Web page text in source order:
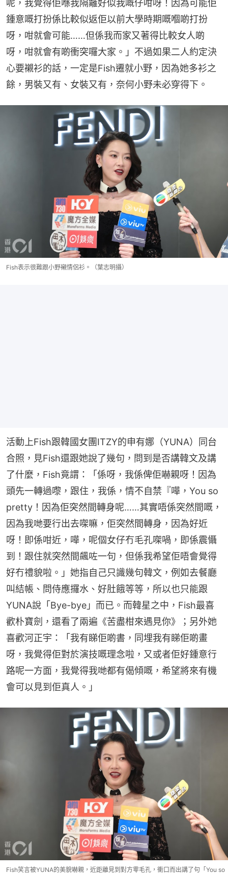
呢，我覺得佢喺我隔籬好似我嘅仔咁呀！因為可能佢
鍾意嘅打扮係比較似返佢以前大學時期嘅嗰啲打扮
呀，咁就會可能……但係我而家又著得比較女人啲
呀，咁就會有啲衝突囉大家。」不過如果二人約定決
心要襯衫的話，一定是Fish遷就小野，因為她多衫之
餘，男裝又有、女裝又有，奈何小野未必穿得下。
Fish表示很難跟小野襯情侶衫。（葉志明攝）
活動上Fish跟韓國女團ITZY的申有娜（YUNA）同台
合照，見Fish還跟她說了幾句，問到是否講韓文及講
了什麼，Fish竟謂：「係呀，我係俾佢嚇親呀！因為
頭先一轉過嚟，跟住，我係，情不自禁『嘩，You so
pretty！因為佢突然間轉身呢……其實唔係突然間嘅，
因為我哋要行出去㗎嘛，佢突然間轉身，因為好近
呀！即係咁近，嘩，呢個女仔冇毛孔㗎喎，即係震懾
到！跟住就突然間飆咗一句，但係我希望佢唔會覺得
好冇禮貌啦。」她指自己只識幾句韓文，例如去餐廳
叫結帳、問侍應攞水、好肚餓等等，所以也只能跟
YUNA說「Bye-bye」而已。而韓星之中，Fish最喜
歡朴寶劍，還看了兩遍《苦盡柑來遇見你》；另外她
喜歡河正宇：「我有睇佢啲書，同埋我有睇佢啲畫
呀，我覺得佢對於演技嘅理念啦，又或者佢好鍾意行
路呢一方面，我覺得我哋都有偈傾嘅，希望將來有機
會可以見到佢真人。」
Fish笑言被YUNA的美貌嚇親，近距離見到對方零毛孔，衝口而出講了句「You so